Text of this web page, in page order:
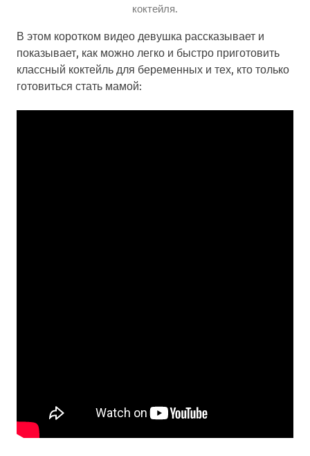
коктейля.
В этом коротком видео девушка рассказывает и
показывает, как можно легко и быстро приготовить
классный коктейль для беременных и тех, кто только
готовиться стать мамой: